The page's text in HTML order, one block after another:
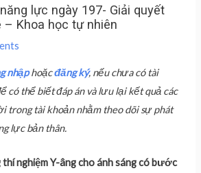
lực ngày 197- Giải quyết
– Khoa học tự nhiên
nhậphoặcđăng ký, nếu chưa có tài
có thể biết đáp án và lưu lại kết quả các
trong tài khoản nhằm theo dõi sự phát
lực bản thân.
thí nghiệm Y-âng cho ánh sáng có bước